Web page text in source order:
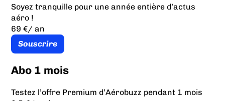
Soyez tranquille pour une année entière d’actus
aéro !
69 €/ an
Souscrire
Abo 1 mois
Testez l’offre Premium d’Aérobuzz pendant 1 mois